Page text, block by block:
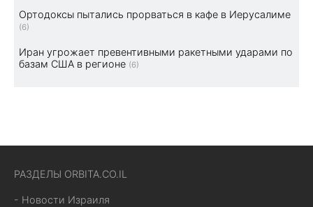
Ортодоксы пытались прорваться в кафе в Иерусалиме
(6)
Иран угрожает превентивными ракетными ударами по
базам США в регионе (6)
РАЗДЕЛЫ ORBITA.CO.IL
- Новости Израиля